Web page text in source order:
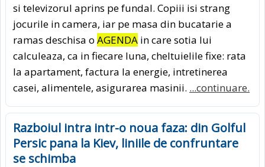
si televizorul aprins pe fundal. Copiii isi strang
jocurile in camera, iar pe masa din bucatarie a
ramas deschisa o AGENDA in care sotia lui
calculeaza, ca in fiecare luna, cheltuielile fixe: rata
la apartament, factura la energie, intretinerea
casei, alimentele, asigurarea masinii. ...continuare.
Razboiul intra intr-o noua faza: din Golful
Persic pana la Kiev, liniile de confruntare
se schimba